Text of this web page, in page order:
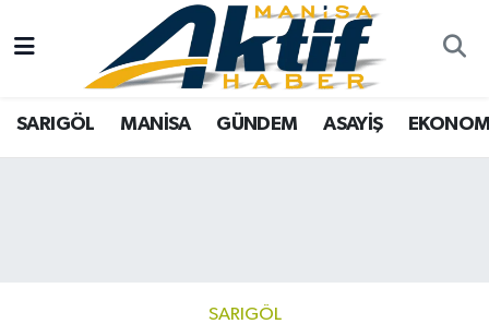
SARIGÖL MANİSA GÜNDEM ASAYİŞ
SARIGÖL
Yazarlar
SARIGÖL
Türkiye
Manisa Nöbetçi Eczaneler
Süper Lig Puan Durumu ve Fikstür